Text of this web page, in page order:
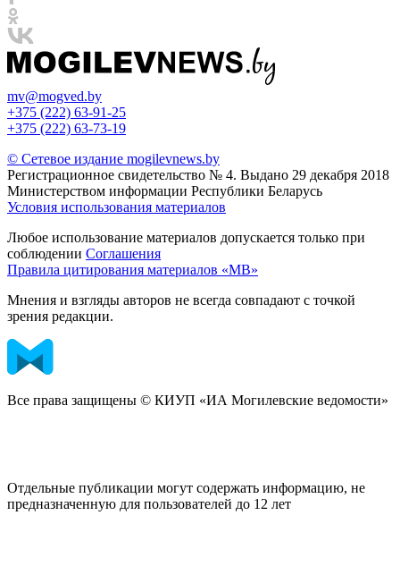
mv@mogved.by
+375 (222) 63-91-25
+375 (222) 63-73-19
© Сетевое издание mogilevnews.by
Регистрационное свидетельство № 4. Выдано 29 декабря 2018
Министерством информации Республики Беларусь
Условия использования материалов
Любое использование материалов допускается только при
соблюдении Соглашения
Правила цитирования материалов «МВ»
Мнения и взгляды авторов не всегда совпадают с точкой
зрения редакции.
Все права защищены © КИУП «ИА Могилевские ведомости»
Отдельные публикации могут содержать информацию, не
предназначенную для пользователей до 12 лет